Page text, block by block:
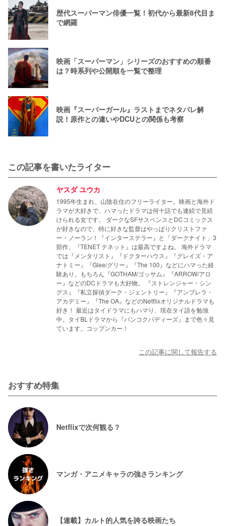
歴代スーパーマン俳優一覧！初代から最新8代目ま
で網羅
映画「スーパーマン」シリーズのおすすめの順番
は？時系列や公開順を一覧で整理
映画『スーパーガール』ラストまでネタバレ解
説！原作との違いやDCUとの関係も考察
この記事を書いたライター
ヤスダ ユウカ
1995年生まれ、山陰在住のフリーライター。映画と海外ド
ラマが大好きで、ハマったドラマは何十話でも連続で見続
けられる女です。 ダークなSFサスペンスとDCコミックス
が好きなので、特に好きな監督はやっぱりクリストファ
ー・ノーラン！『インターステラー』と「ダークナイト」3
部作、『TENET テネット』は最高ですよね。 海外ドラマ
では『メンタリスト』『ドクターハウス』『グレイズ・ア
ナトミー』『Glee/グリー』『The 100』などにハマった経
験あり。もちろん『GOTHAM/ゴッサム』『ARROW/アロ
ー』などのDCドラマも大好物。 『ストレンジャー・シン
グス』『私立探偵ダーク・ジェントリー』『アンブレラ・
アカデミー』『The OA』などのNetflixオリジナルドラマも
好き！ 最近はタイドラマにもハマり、現在タイ語を勉強
中。タイBLドラマから『バンコクバディーズ』まで色々見
ています。コップンカー！
この記事に関して報告する
おすすめ特集
Netflixで次何観る？
マンガ・アニメキャラの強さランキング
【連載】カルト的人気を誇る映画たち